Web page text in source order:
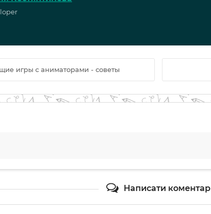
игры с аниматорами - советы
Написати коментар